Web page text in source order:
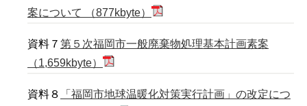
案について （877kbyte）
資料７ 第５次福岡市一般廃棄物処理基本計画素案
（1,659kbyte）
資料８
「福岡市地球温暖化対策実行計画」の改定につ